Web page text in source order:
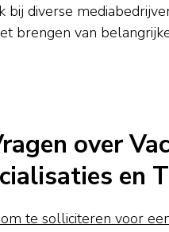
bij diverse
brengen van
over
en
te solliciteren voor